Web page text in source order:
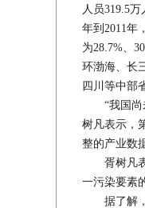
人员319.5
年到2011年
为28.7%、
环渤海、长
四川等中部
“我国尚未
树凡表示，
整的产业数
胥树凡表
一污染要素
据了解，